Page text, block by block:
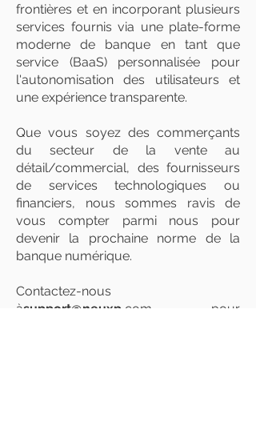
frontières et en incorporant plusieurs
services fournis via une plate-forme
moderne de banque en tant que
service (BaaS) personnalisée pour
l'autonomisation des utilisateurs et
une expérience transparente.
Que vous soyez des commerçants
du secteur de la vente au
détail/commercial, des fournisseurs
de services technologiques ou
financiers, nous sommes ravis de
vous compter parmi nous pour
devenir la prochaine norme de la
banque numérique.
Contactez-nous
àsupport@neuxp. com pour